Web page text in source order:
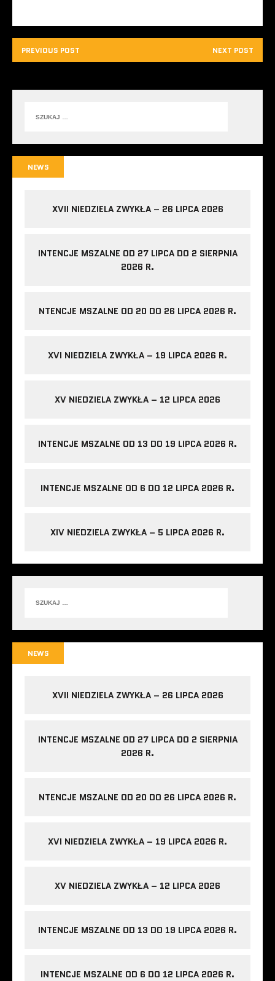
PREVIOUS POST NEXT POST
NEWS
XVII NIEDZIELA ZWYKŁA – 26 LIPCA 2026
INTENCJE MSZALNE OD 27 LIPCA DO 2 SIERPNIA
2026 R.
NTENCJE MSZALNE OD 20 DO 26 LIPCA 2026 R.
XVI NIEDZIELA ZWYKŁA – 19 LIPCA 2026 R.
XV NIEDZIELA ZWYKŁA – 12 LIPCA 2026
INTENCJE MSZALNE OD 13 DO 19 LIPCA 2026 R.
INTENCJE MSZALNE OD 6 DO 12 LIPCA 2026 R.
XIV NIEDZIELA ZWYKŁA – 5 LIPCA 2026 R.
NEWS
XVII NIEDZIELA ZWYKŁA – 26 LIPCA 2026
INTENCJE MSZALNE OD 27 LIPCA DO 2 SIERPNIA
2026 R.
NTENCJE MSZALNE OD 20 DO 26 LIPCA 2026 R.
XVI NIEDZIELA ZWYKŁA – 19 LIPCA 2026 R.
XV NIEDZIELA ZWYKŁA – 12 LIPCA 2026
INTENCJE MSZALNE OD 13 DO 19 LIPCA 2026 R.
INTENCJE MSZALNE OD 6 DO 12 LIPCA 2026 R.